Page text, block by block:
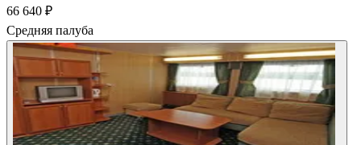
66 640 ₽
Средняя палуба